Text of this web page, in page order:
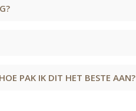
PAK IK DIT HET BESTE AAN?